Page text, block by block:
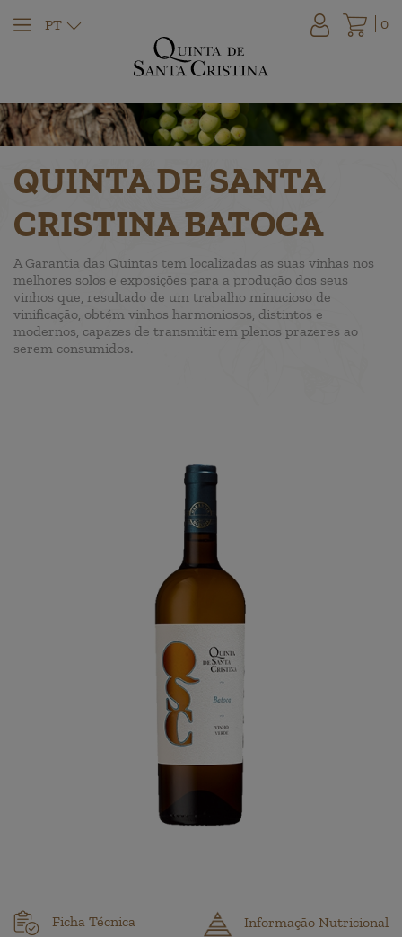
PT 0
QUINTA DE SANTA
CRISTINA BATOCA
A Garantia das Quintas tem localizadas as suas vinhas nos
melhores solos e exposições para a produção dos seus
vinhos que, resultado de um trabalho minucioso de
vinificação, obtém vinhos harmoniosos, distintos e
modernos, capazes de transmitirem plenos prazeres ao
serem consumidos.
Ficha Técnica Informação Nutricional